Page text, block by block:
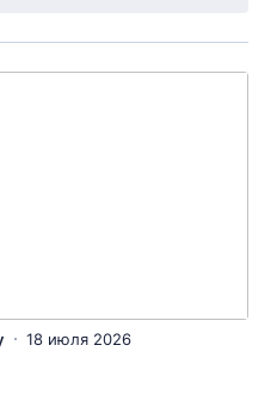
18 июля 2026